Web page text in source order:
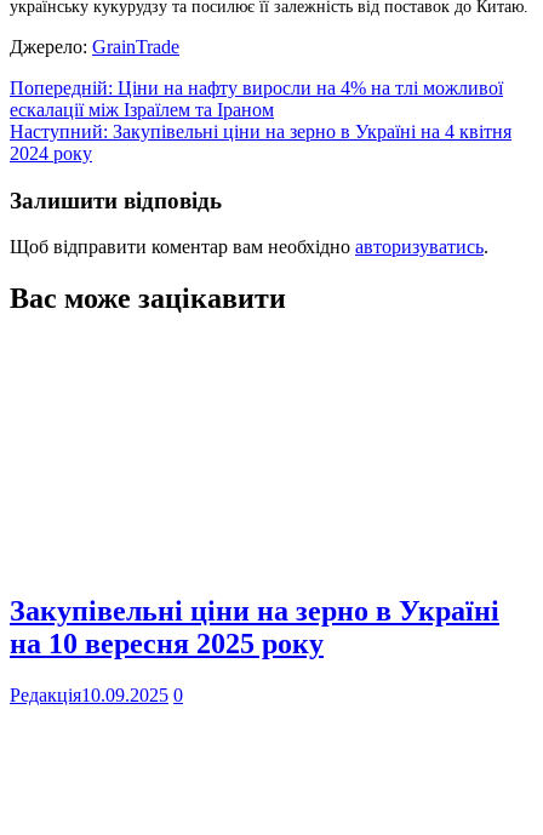
українську кукурудзу та посилює її залежність від поставок до Китаю.
Джерело: GrainTrade
Навігація
записів
Попередній: Ціни на нафту виросли на 4% на тлі можливої
ескалації між Ізраїлем та Іраном
Наступний: Закупівельні ціни на зерно в Україні на 4 квітня
2024 року
Залишити відповідь
Щоб відправити коментар вам необхідно авторизуватись.
Вас може зацікавити
Закупівельні ціни на зерно в Україні
на 10 вересня 2025 року
Редакція10.09.2025 0